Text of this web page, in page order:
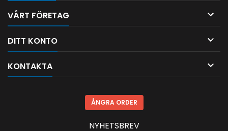
VÅRT FÖRETAG 
DITT KONTO 
KONTAKTA 
ÅNGRA ORDER
NYHETSBREV